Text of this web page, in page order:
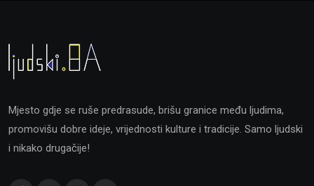
Mjesto gdje se ruše predrasude, brišu granice među ljudima,
promovišu dobre ideje, vrijednosti kulture i tradicije. Samo ljudski
i nikako drugačije!